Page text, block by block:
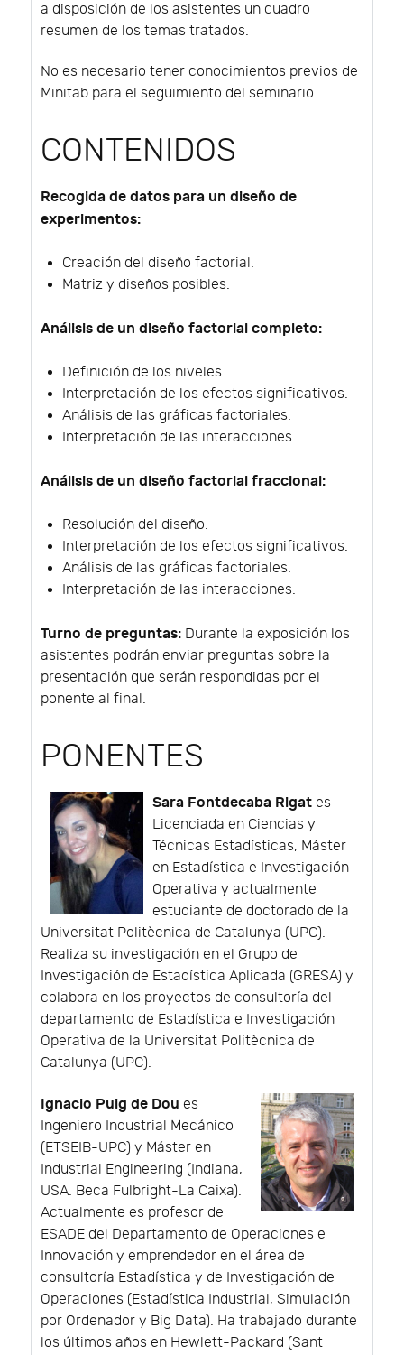
a disposición de los asistentes un cuadro
resumen de los temas tratados.
No es necesario tener conocimientos previos de
Minitab para el seguimiento del seminario.
CONTENIDOS
Recogida de datos para un diseño de
experimentos:
Creación del diseño factorial.
Matriz y diseños posibles.
Análisis de un diseño factorial completo:
Definición de los niveles.
Interpretación de los efectos significativos.
Análisis de las gráficas factoriales.
Interpretación de las interacciones.
Análisis de un diseño factorial fraccional:
Resolución del diseño.
Interpretación de los efectos significativos.
Análisis de las gráficas factoriales.
Interpretación de las interacciones.
Turno de preguntas: Durante la exposición los
asistentes podrán enviar preguntas sobre la
presentación que serán respondidas por el
ponente al final.
PONENTES
Sara Fontdecaba Rigat es
Licenciada en Ciencias y
Técnicas Estadísticas, Máster
en Estadística e Investigación
Operativa y actualmente
estudiante de doctorado de la
Universitat Politècnica de Catalunya (UPC).
Realiza su investigación en el Grupo de
Investigación de Estadística Aplicada (GRESA) y
colabora en los proyectos de consultoría del
departamento de Estadística e Investigación
Operativa de la Universitat Politècnica de
Catalunya (UPC).
Ignacio Puig de Dou es
Ingeniero Industrial Mecánico
(ETSEIB-UPC) y Máster en
Industrial Engineering (Indiana,
USA. Beca Fulbright-La Caixa).
Actualmente es profesor de
ESADE del Departamento de Operaciones e
Innovación y emprendedor en el área de
consultoría Estadística y de Investigación de
Operaciones (Estadística Industrial, Simulación
por Ordenador y Big Data). Ha trabajado durante
los últimos años en Hewlett-Packard (Sant